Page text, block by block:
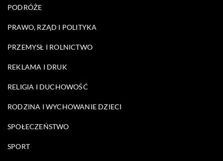
PODRÓŻE
PRAWO, RZĄD I POLITYKA
PRZEMYSŁ I ROLNICTWO
REKLAMA I DRUK
RELIGIA I DUCHOWOŚĆ
RODZINA I WYCHOWANIE DZIECI
SPOŁECZEŃSTWO
SPORT